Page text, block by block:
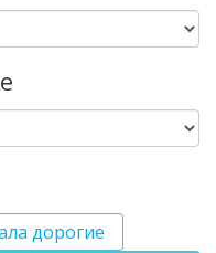
дорогие